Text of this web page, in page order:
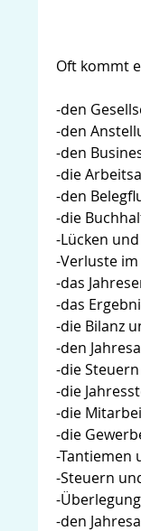
Oft kommt
-den
-den
-den
-die
-den
-die
-Lücken
-Verluste
-das
-das
-die Bilanz
-den
-die
-die
-die
-die
-Tantiemen
-Steuern
-
-den